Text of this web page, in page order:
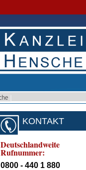
KONTAKT
Deutschlandweite
Rufnummer:
0800 - 440 1 880